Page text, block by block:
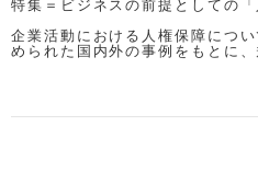
特集＝ビジネスの前提としての「
企業活動における人権保障につ
められた国内外の事例をもとに